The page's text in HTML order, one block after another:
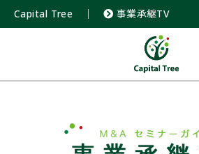
Capital Tree ｜ 事業承継TV